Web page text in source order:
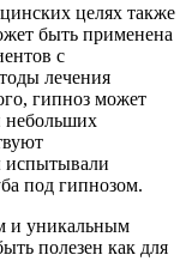
целях также
быть применена
с
лечения
гипноз может
небольших
испытывали
под гипнозом.
и уникальным
полезен как для